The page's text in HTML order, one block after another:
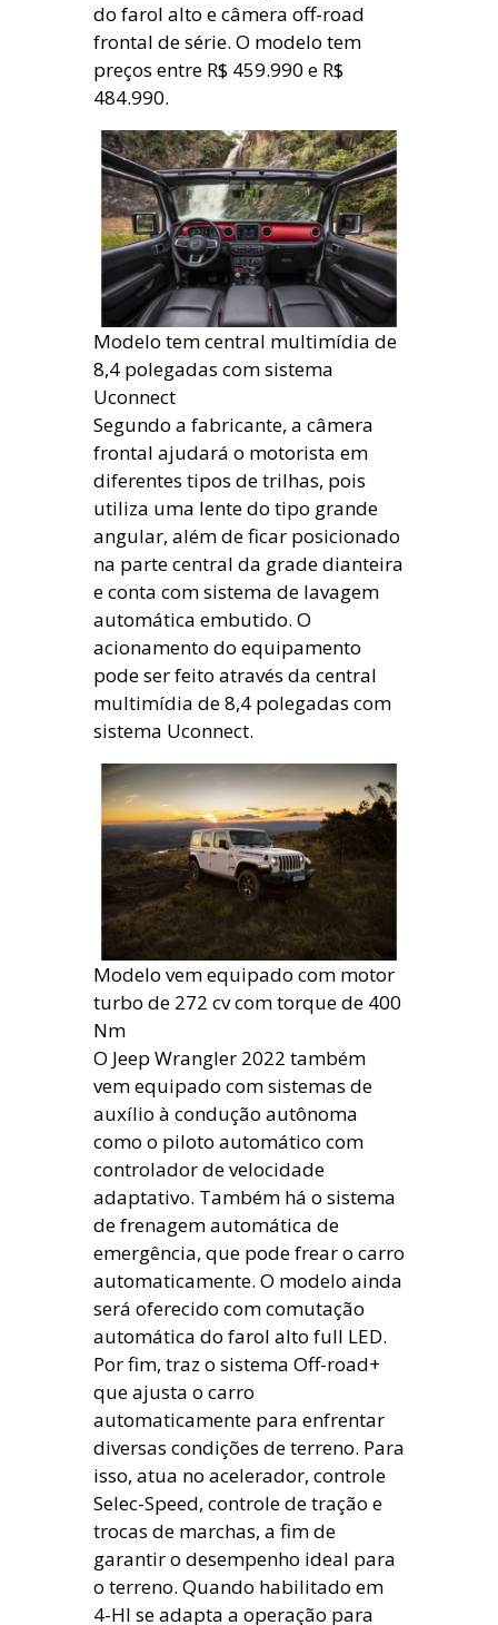
do farol alto e câmera off-road
frontal de série. O modelo tem
preços entre R$ 459.990 e R$
484.990.
Modelo tem central multimídia de
8,4 polegadas com sistema
Uconnect
Segundo a fabricante, a câmera
frontal ajudará o motorista em
diferentes tipos de trilhas, pois
utiliza uma lente do tipo grande
angular, além de ficar posicionado
na parte central da grade dianteira
e conta com sistema de lavagem
automática embutido. O
acionamento do equipamento
pode ser feito através da central
multimídia de 8,4 polegadas com
sistema Uconnect.
Modelo vem equipado com motor
turbo de 272 cv com torque de 400
Nm
O Jeep Wrangler 2022 também
vem equipado com sistemas de
auxílio à condução autônoma
como o piloto automático com
controlador de velocidade
adaptativo. Também há o sistema
de frenagem automática de
emergência, que pode frear o carro
automaticamente. O modelo ainda
será oferecido com comutação
automática do farol alto full LED.
Por fim, traz o sistema Off-road+
que ajusta o carro
automaticamente para enfrentar
diversas condições de terreno. Para
isso, atua no acelerador, controle
Selec-Speed, controle de tração e
trocas de marchas, a fim de
garantir o desempenho ideal para
o terreno. Quando habilitado em
4-HI se adapta a operação para